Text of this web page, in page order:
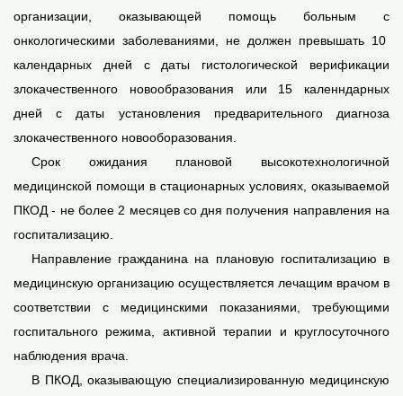
организации, оказывающей помощь больным с
онкологическими заболеваниями, не должен превышать 10
календарных дней с даты гистологической верификации
злокачественного новообразования или 15 каленндарных
дней с даты установления предварительного диагноза
злокачественного новооборазования.
Срок ожидания плановой высокотехнологичной
медицинской помощи в стационарных условиях, оказываемой
ПКОД - не более 2 месяцев со дня получения направления на
госпитализацию.
Направление гражданина на плановую госпитализацию в
медицинскую организацию осуществляется лечащим врачом в
соответствии с медицинскими показаниями, требующими
госпитального режима, активной терапии и круглосуточного
наблюдения врача.
В ПКОД, оказывающую специализированную медицинскую